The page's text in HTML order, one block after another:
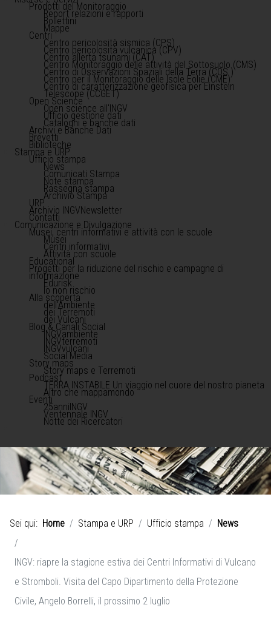
Prodotti del Monitoraggio
Report relazioni e rapporti
Bollettini
Mappe
Centri
Centro pericolosità sismica (CPS)
Centro pericolosità vulcanica (CPV)
Centro allerta tsunami (CAT)
Centro Monitoraggio delle attività del Sottosuolo (CMS)
Centro di Osservazioni Spaziali della Terra (COS )
Centro per il Monitoraggio delle Isole Eolie (CME)
Centro di caratterizzazione geofisica per Einstein
Telescope (CCGET)
Open Science
Open science all'INGV
Ufficio gestione dati
Cataloghi e banche dati
Archivi e Banche Dati
Brevetti
Biblioteche
Stampa e URP
Ufficio stampa
News
Comunicati Stampa
Note stampa
Rassegna stampa
Archivio Stampa
URP
Archivio INGVNewsletter
Contatti
Comunicazione e Divulgazione
Musei, centri informativi e attività con le scuole
Musei
Centri informativi
Attività con scuole
Educational
Progetti per la riduzione del rischio e campagne di
informazione
Edurisk
Io non rischio
Alla scoperta
dell'Ambiente
dei Terremoti
dei Vulcani
Blog & Canali Social
INGVambiente
INGVterremoti
INGVvulcani
Social Media
Story maps
Story maps e Terremoti
Podcast
TERRA INSTABILE Un viaggio nel cuore del nostro pianeta
Altro che mappamondo
Eventi
25anniINGV
Ventennale INGV
Notte dei Ricercatori
Sei qui: Home Stampa e URP Ufficio stampa News
INGV: riapre la stagione estiva dei Centri Informativi di Vulcano
e Stromboli. Visita del Capo Dipartimento della Protezione
Civile, Angelo Borrelli, il prossimo 2 luglio